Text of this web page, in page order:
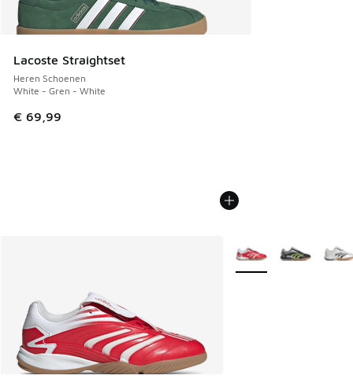
Lacoste Straightset
Heren Schoenen
White - Gren - White
€ 69,99
Meer kleuren